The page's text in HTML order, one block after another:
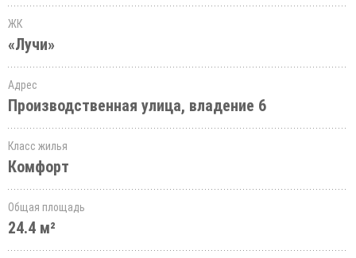
ЖК
«Лучи»
Адрес
Производственная улица, владение 6
Класс жилья
Комфорт
Общая площадь
24.4 м²